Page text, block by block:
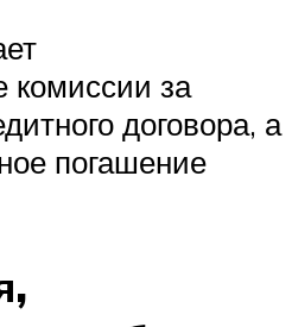
комиссии за
договора, а
погашение